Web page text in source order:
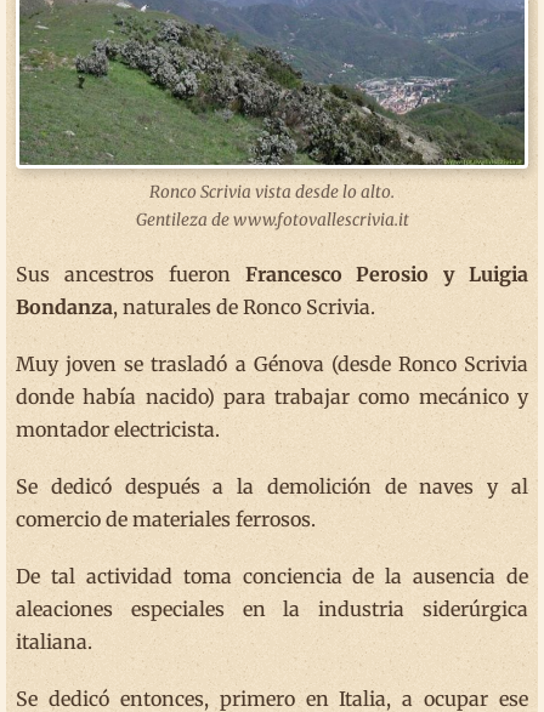
Ronco Scrivia vista desde lo alto.
Gentileza de www.fotovallescrivia.it
Sus ancestros fueronFrancesco Perosio y Luigia
Bondanza, naturales de Ronco Scrivia.
Muy joven se trasladó a Génova (desde Ronco Scrivia
donde había nacido) para trabajar como mecánico y
montador electricista.
Se dedicó después a la demolición de naves y al
comercio de materiales ferrosos.
De tal actividad toma conciencia de la ausencia de
aleaciones especiales en la industria siderúrgica
italiana.
Se dedicó entonces, primero en Italia, a ocupar ese